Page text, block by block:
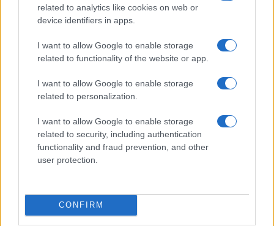
related to analytics like cookies on web or
device identifiers in apps.
I want to allow Google to enable storage
related to functionality of the website or app.
I want to allow Google to enable storage
related to personalization.
I want to allow Google to enable storage
related to security, including authentication
functionality and fraud prevention, and other
user protection.
CONFIRM
Super Street Fighter IV: más información
sobre Juri, la nueva guerrera
Los juegos de lucha, orientados sin duda a…